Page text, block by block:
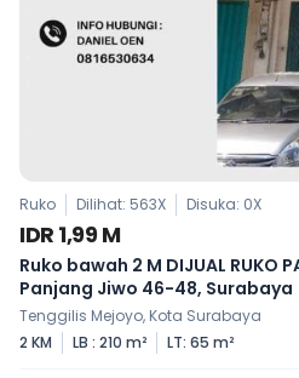
Ruko Dilihat: 563X Disuka: 0X
IDR 1,99 M
Ruko bawah 2 M DIJUAL RUKO PANJI
Panjang Jiwo 46-48, Surabaya
Tenggilis Mejoyo, Kota Surabaya
2 KM
LB : 210 m² LT: 65 m²